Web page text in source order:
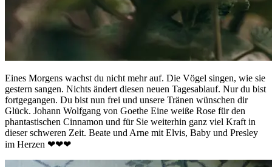
Eines Morgens wachst du nicht mehr auf. Die Vögel singen, wie sie
gestern sangen. Nichts ändert diesen neuen Tagesablauf. Nur du bist
fortgegangen. Du bist nun frei und unsere Tränen wünschen dir
Glück. Johann Wolfgang von Goethe Eine weiße Rose für den
phantastischen Cinnamon und für Sie weiterhin ganz viel Kraft in
dieser schweren Zeit. Beate und Arne mit Elvis, Baby und Presley
im Herzen ❤❤❤